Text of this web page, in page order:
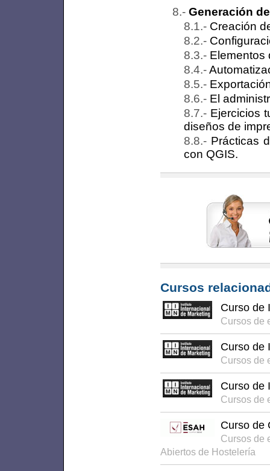
Generación
Creación
Elementos
El
Ejercicios
diseños de
Prácticas
con QGIS.
Cursos
Curso de
Cursos de
Curso de
Cursos de
Curso de
Cursos de
Curso de
Cursos de
Abiertos de Hostelería